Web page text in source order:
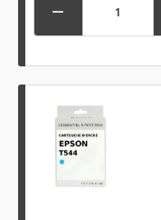
